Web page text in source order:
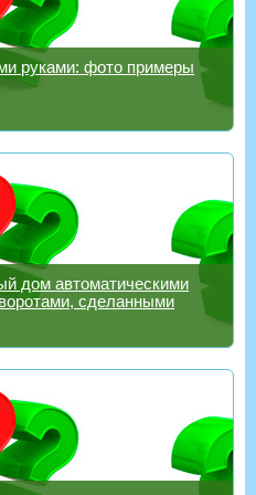
руками: фото примеры
дом автоматическими
сделанными